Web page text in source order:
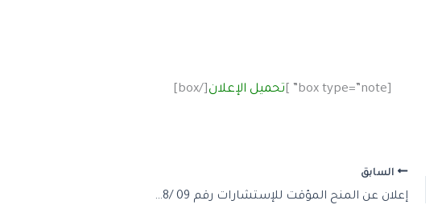
[box type=”note” ] تحميل الإعلان [/box]
السابق
إعلان عن المنح المؤقت للإستشارات رقم 09 /2018